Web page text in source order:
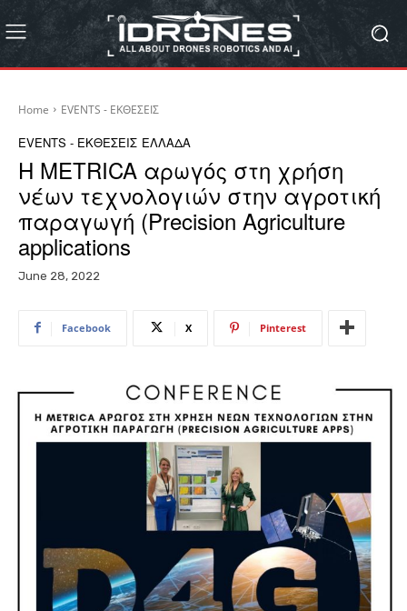
Home EVENTS - ΕΚΘΕΣΕΙΣ
EVENTS - ΕΚΘΕΣΕΙΣ ΕΛΛΑΔΑ
Η METRICA αρωγός στη χρήση
νέων τεχνολογιών στην αγροτική
παραγωγή (Precision Agriculture
applications
June 28, 2022
Facebook X Pinterest